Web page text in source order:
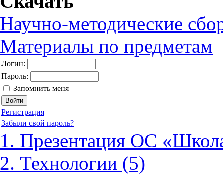
Научно-методические
Материалы по предметам
Логин:
Пароль:
Запомнить меня
Регистрация
Забыли свой пароль?
1. Презентация ОС
2. Технологии (5)